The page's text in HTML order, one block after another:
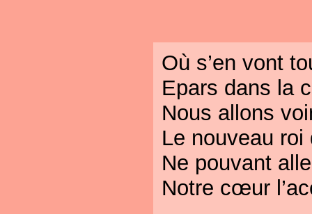
Où s’en vont
Epars dans la
Nous allons
Le nouveau roi
Ne pouvant
Notre cœur